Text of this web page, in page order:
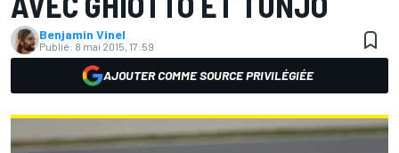
Benjamin Vinel
Publié: 8 mai 2015, 17:59
AJOUTER COMME SOURCE PRIVILÉGIÉE